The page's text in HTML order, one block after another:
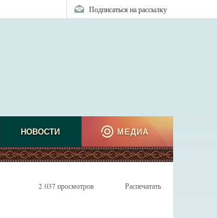
Подписаться на рассылку
НОВОСТИ МЕДИА
2 037 просмотров Распечатать